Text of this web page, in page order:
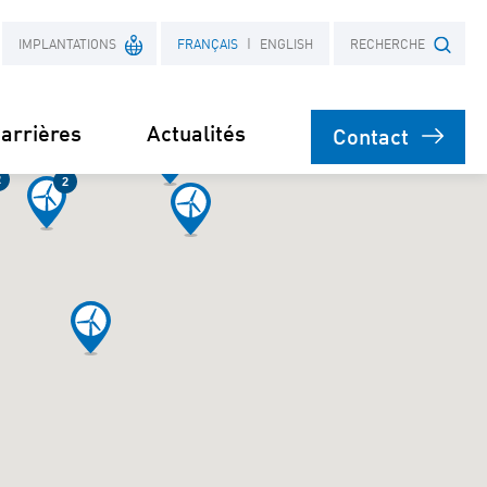
IMPLANTATIONS
France
Pologne
FRANÇAIS ENGLISH RECHERCHE
Objet
Actualités Contact
2